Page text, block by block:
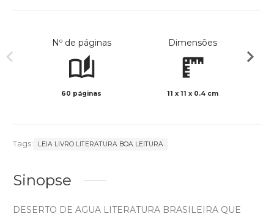
Nº de páginas
60 páginas
Dimensões
11 x 11 x 0.4 cm
Tags: LEIA LIVRO LITERATURA BOA LEITURA
Sinopse
DESERTO DE AGUA LITERATURA BRASILEIRA QUE